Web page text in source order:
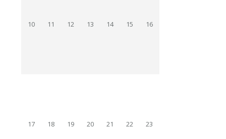
10 11 12 13 14 15 16
17 18 19 20 21 22 23